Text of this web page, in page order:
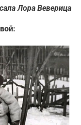
Лора Веверица